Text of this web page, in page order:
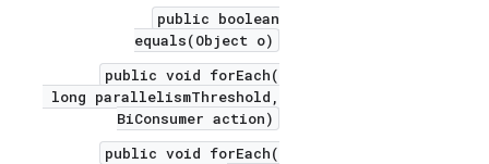
public boolean
equals(Object o)
public void forEach(
long parallelismThreshold,
BiConsumer action)
public void forEach(